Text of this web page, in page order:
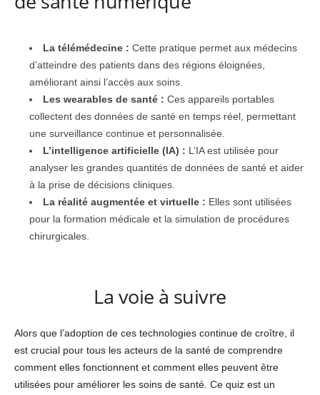
La télémédecine : Cette pratique permet aux médecins
d’atteindre des patients dans des régions éloignées,
améliorant ainsi l’accès aux soins.
Les wearables de santé : Ces appareils portables
collectent des données de santé en temps réel, permettant
une surveillance continue et personnalisée.
L’intelligence artificielle (IA) : L’IA est utilisée pour
analyser les grandes quantités de données de santé et aider
à la prise de décisions cliniques.
La réalité augmentée et virtuelle : Elles sont utilisées
pour la formation médicale et la simulation de procédures
chirurgicales.
La voie à suivre
Alors que l’adoption de ces technologies continue de croître, il
est crucial pour tous les acteurs de la santé de comprendre
comment elles fonctionnent et comment elles peuvent être
utilisées pour améliorer les soins de santé. Ce quiz est un